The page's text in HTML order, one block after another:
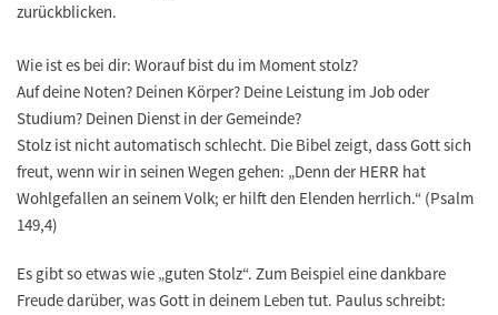
zurückblicken.
Wie ist es bei dir: Worauf bist du im Moment stolz?
Auf deine Noten? Deinen Körper? Deine Leistung im Job oder
Studium? Deinen Dienst in der Gemeinde?
Stolz ist nicht automatisch schlecht. Die Bibel zeigt, dass Gott sich
freut, wenn wir in seinen Wegen gehen: „Denn der HERR hat
Wohlgefallen an seinem Volk; er hilft den Elenden herrlich.“ (Psalm
149,4)
Es gibt so etwas wie „guten Stolz“. Zum Beispiel eine dankbare
Freude darüber, was Gott in deinem Leben tut. Paulus schreibt: